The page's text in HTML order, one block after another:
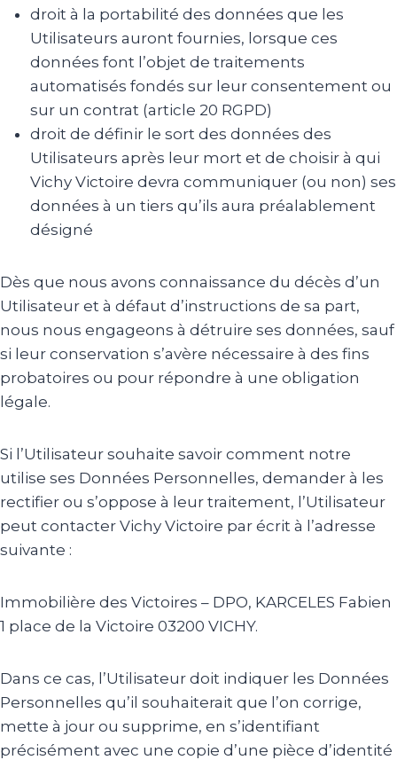
droit à la portabilité des données que les
Utilisateurs auront fournies, lorsque ces
données font l’objet de traitements
automatisés fondés sur leur consentement ou
sur un contrat (article 20 RGPD)
droit de définir le sort des données des
Utilisateurs après leur mort et de choisir à qui
Vichy Victoire devra communiquer (ou non) ses
données à un tiers qu’ils aura préalablement
désigné
Dès que nous avons connaissance du décès d’un
Utilisateur et à défaut d’instructions de sa part,
nous nous engageons à détruire ses données, sauf
si leur conservation s’avère nécessaire à des fins
probatoires ou pour répondre à une obligation
légale.
Si l’Utilisateur souhaite savoir comment notre
utilise ses Données Personnelles, demander à les
rectifier ou s’oppose à leur traitement, l’Utilisateur
peut contacter Vichy Victoire par écrit à l’adresse
suivante :
Immobilière des Victoires – DPO, KARCELES Fabien
1 place de la Victoire 03200 VICHY.
Dans ce cas, l’Utilisateur doit indiquer les Données
Personnelles qu’il souhaiterait que l’on corrige,
mette à jour ou supprime, en s’identifiant
précisément avec une copie d’une pièce d’identité